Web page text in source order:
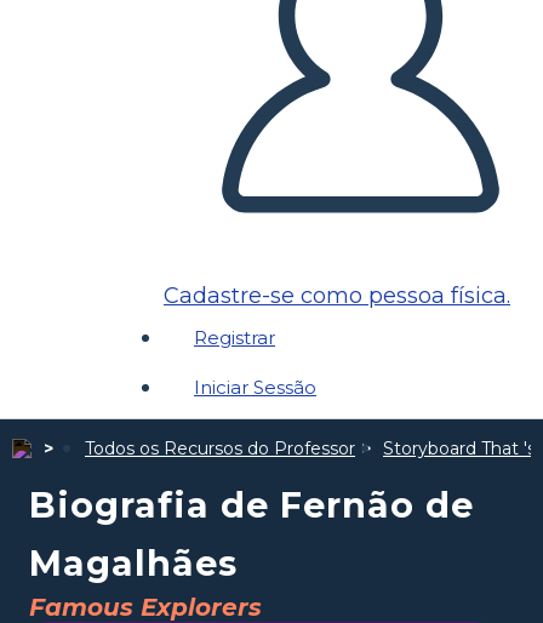
Cadastre-se como pessoa física.
Registrar
Iniciar Sessão
Todos os Recursos do Professor Storyboard That 's
Biografia de Fernão de
Magalhães
Famous Explorers